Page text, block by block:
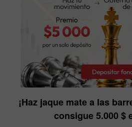
mercado
¡Haz jaque mate a las
consigue 5.000 $